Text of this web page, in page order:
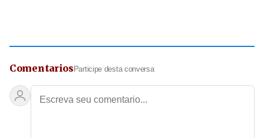
Comentarios Participe desta conversa